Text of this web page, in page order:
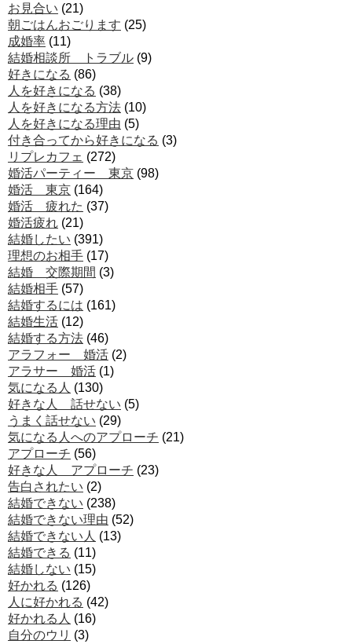
お見合い (21)
朝ごはんおごります (25)
成婚率 (11)
結婚相談所 トラブル (9)
好きになる (86)
人を好きになる (38)
人を好きになる方法 (10)
人を好きになる理由 (5)
付き合ってから好きになる (3)
リプレカフェ (272)
婚活パーティー 東京 (98)
婚活 東京 (164)
婚活 疲れた (37)
婚活疲れ (21)
結婚したい (391)
理想のお相手 (17)
結婚 交際期間 (3)
結婚相手 (57)
結婚するには (161)
結婚生活 (12)
結婚する方法 (46)
アラフォー 婚活 (2)
アラサー 婚活 (1)
気になる人 (130)
好きな人 話せない (5)
うまく話せない (29)
気になる人へのアプローチ (21)
アプローチ (56)
好きな人 アプローチ (23)
告白されたい (2)
結婚できない (238)
結婚できない理由 (52)
結婚できない人 (13)
結婚できる (11)
結婚しない (15)
好かれる (126)
人に好かれる (42)
好かれる人 (16)
自分のウリ (3)